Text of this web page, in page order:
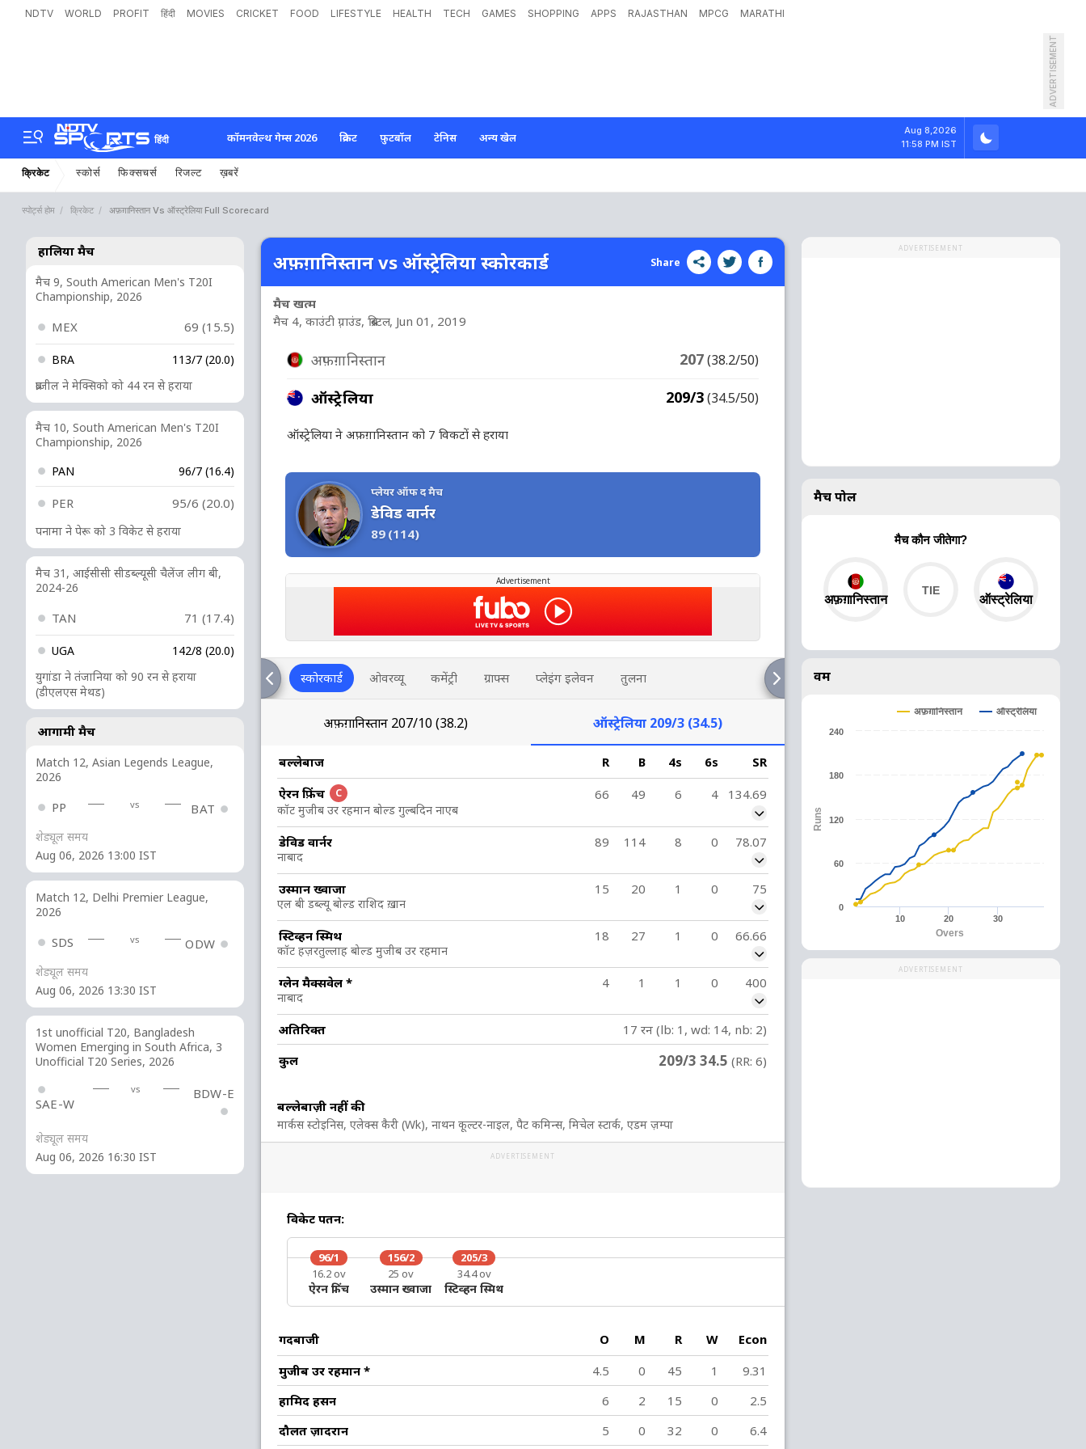
NDTV WORLD PROFIT हिंदी MOVIES CRICKET FOOD LIFESTYLE HEALTH TECH GAMES SHOPPING APPS RAJASTHAN MPCG MARATHI
ADVERTISEMENT
हिंदी कॉमनवेल्थ गेम्स 2026 क्रिकेट फ़ुटबॉल टेनिस अन्य खेल
Aug 8,2026
11:58 PM IST
क्रिकेट स्कोर्स फिक्सचर्स रिजल्ट ख़बरें
स्पोर्ट्स होम क्रिकेट अफ़ग़ानिस्तान Vs ऑस्ट्रेलिया Full Scorecard
हालिया मैच
मैच 9, South American Men's T20I
Championship, 2026
MEX 69 (15.5)
BRA
113/7 (20.0)
ब्राजील ने मेक्सिको को 44 रन से हराया
मैच 10, South American Men's T20I
Championship, 2026
PAN
96/7 (16.4)
PER 95/6 (20.0)
पनामा ने पेरू को 3 विकेट से हराया
मैच 31, आईसीसी सीडब्ल्यूसी चैलेंज लीग बी,
2024-26
TAN 71 (17.4)
UGA
142/8 (20.0)
युगांडा ने तंजानिया को 90 रन से हराया
(डीएलएस मेथड)
आगामी मैच
Match 12, Asian Legends League,
2026
PP vs BAT
शेड्यूल समय
Aug 06, 2026 13:00 IST
Match 12, Delhi Premier League,
2026
SDS vs ODW
शेड्यूल समय
Aug 06, 2026 13:30 IST
1st unofficial T20, Bangladesh
Women Emerging in South Africa, 3
Unofficial T20 Series, 2026
SAE-W
vs BDW-E
शेड्यूल समय
Aug 06, 2026 16:30 IST
अफ़ग़ानिस्तान vs ऑस्ट्रेलिया स्कोरकार्ड Share
मैच खत्म
मैच 4, काउंटी ग़्राउंड, ब्रिस्टल, Jun 01, 2019
अफ़ग़ानिस्तान 207(38.2/50)
ऑस्ट्रेलिया 209/3(34.5/50)
ऑस्ट्रेलिया ने अफ़ग़ानिस्तान को 7 विकटों से हराया
प्लेयर ऑफ द मैच
डेविड वार्नर
89 (114)
Advertisement
स्कोरकार्ड ओवरव्यू कमेंट्री ग्राफ्स प्लेइंग इलेवन तुलना
अफ़ग़ानिस्तान 207/10 (38.2) ऑस्ट्रेलिया 209/3 (34.5)
R B 4s 6s
60 6 71.66
18
7 22 0
31 33 4 1
4 6 1 0 66.66
बल्लेबाज R B 4s 6s
SR
ऐरन फ़िंच
C 66 49 6 4 134.69
कॉट मुजीब उर रहमान बोल्ड गुल्बदिन नाएब
डेविड वार्नर 89 114 8 0 78.07
नाबाद
उस्मान ख्वाजा 15 20 1 0 75
एल बी डब्ल्यू बोल्ड राशिद ख़ान
स्टिव्हन स्मिथ 18 27 1 0 66.66
कॉट हज़रतुल्लाह बोल्ड मुजीब उर रहमान
ग्लेन मैक्सवेल * 4 1 1 0 400
नाबाद
अतिरिक्त
17 रन (lb: 1, wd: 14, nb: 2)
कुल
209/3 34.5 (RR: 6)
बल्लेबाज़ी नहीं की
मार्कस स्टोइनिस, एलेक्स कैरी (Wk), नाथन कूल्टर-नाइल, पैट कमिन्स, मिचेल स्टार्क, एडम ज़म्पा
ADVERTISEMENT
विकेट पतन:
96/1
16.2 ov
ऐरन फ़िंच
156/2
25 ov
उस्मान ख्वाजा
205/3
34.4 ov
स्टिव्हन स्मिथ
गेंदबाजी O M R W
Econ
मुजीब उर रहमान * 4.5 0 45 1
9.31
हामिद हसन
6 2 15 0
2.5
दौलत ज़ादरान
5 0 32 0
6.4
ADVERTISEMENT
मैच पोल
मैच कौन जीतेगा?
अफ़ग़ानिस्तान ऑस्ट्रेलिया
वर्म
Overs
Runs
अफ़ग़ानिस्तान ऑस्ट्रेलिया
10 20 30
0
60
120
180
240
ADVERTISEMENT